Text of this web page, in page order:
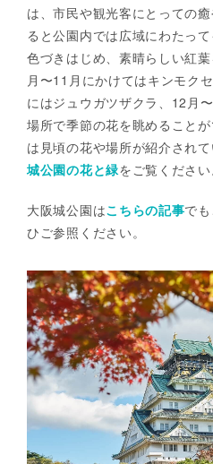
は、市民や観光客にとっての
ると公園内では広域にわたっ
色づきはじめ、素晴らしい紅
月〜11月にかけてはキンモク
にはジュウガツザクラ、12月
場所で季節の花を眺めること
は見頃の花や場所が紹介され
城公園の花と緑をご覧ください
大阪城公園はこちらの記事で
ひご参照ください。